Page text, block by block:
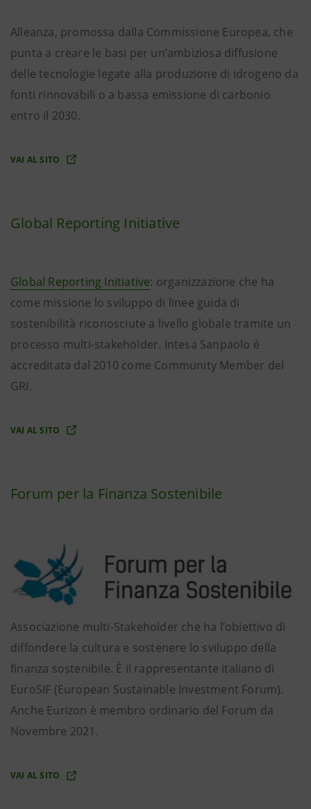
Alleanza, promossa dalla Commissione Europea, che
punta a creare le basi per un’ambiziosa diffusione
delle tecnologie legate alla produzione di idrogeno da
fonti rinnovabili o a bassa emissione di carbonio
entro il 2030.
VAI AL SITO
Global Reporting Initiative
Global Reporting Initiative: organizzazione che ha
come missione lo sviluppo di linee guida di
sostenibilità riconosciute a livello globale tramite un
processo multi-stakeholder. Intesa Sanpaolo è
accreditata dal 2010 come Community Member del
GRI.
VAI AL SITO
Forum per la Finanza Sostenibile
Associazione multi-Stakeholder che ha l’obiettivo di
diffondere la cultura e sostenere lo sviluppo della
finanza sostenibile. È il rappresentante italiano di
EuroSIF (European Sustainable Investment Forum).
Anche Eurizon è membro ordinario del Forum da
Novembre 2021.
VAI AL SITO